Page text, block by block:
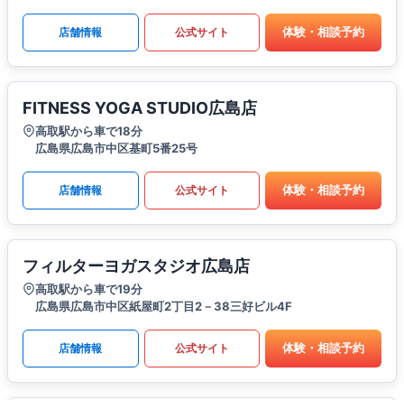
店舗情報 公式サイト 体験・相談予約
FITNESS YOGA STUDIO広島店
高取駅から車で18分
広島県広島市中区基町5番25号
店舗情報 公式サイト 体験・相談予約
フィルターヨガスタジオ広島店
高取駅から車で19分
広島県広島市中区紙屋町2丁目2－38三好ビル4F
店舗情報 公式サイト 体験・相談予約